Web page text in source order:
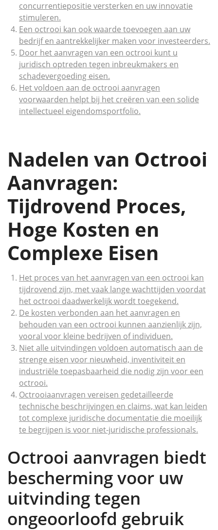
concurrentiepositie versterken en uw innovatie
stimuleren.
Een octrooi kan ook waarde toevoegen aan uw
bedrijf en aantrekkelijker maken voor investeerders.
Door het aanvragen van een octrooi kunt u
juridisch optreden tegen inbreukmakers en
schadevergoeding eisen.
Het voldoen aan de octrooi aanvragen
voorwaarden helpt bij het creëren van een solide
intellectueel eigendomsportfolio.
Nadelen van Octrooi
Aanvragen:
Tijdrovend Proces,
Hoge Kosten en
Complexe Eisen
Het proces van het aanvragen van een octrooi kan
tijdrovend zijn, met vaak lange wachttijden voordat
het octrooi daadwerkelijk wordt toegekend.
De kosten verbonden aan het aanvragen en
behouden van een octrooi kunnen aanzienlijk zijn,
vooral voor kleine bedrijven of individuen.
Niet alle uitvindingen voldoen automatisch aan de
strenge eisen voor nieuwheid, inventiviteit en
industriële toepasbaarheid die nodig zijn voor een
octrooi.
Octrooiaanvragen vereisen gedetailleerde
technische beschrijvingen en claims, wat kan leiden
tot complexe juridische documentatie die moeilijk
te begrijpen is voor niet-juridische professionals.
Octrooi aanvragen biedt
bescherming voor uw
uitvinding tegen
ongeoorloofd gebruik